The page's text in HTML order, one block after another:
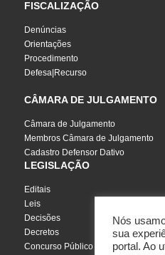
FISCALIZAÇÃO
Denúncias
Orientações
Procedimento
Defesa|Recurso
CÂMARA DE JULGAMENTO
Câmara de Julgamento
Membros Câmara de Julgamento
Cadastro Defensor Dativo
LEGISLAÇÃO
Editais
Leis
Decisões
Decretos
Concurso Público
Nós
sua
portal. Ao